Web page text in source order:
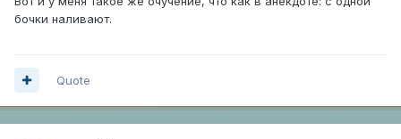
бочки наливают.
Quote